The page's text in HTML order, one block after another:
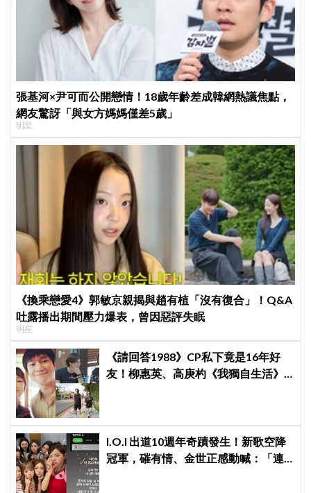
張基河×尹可而公開戀情！18歲年齡差成韓網熱議焦點，
網友驚訝「與女方媽媽僅差5歲」
明星
《換乘戀愛4》郭敏京親揭與趙有植「沒有復合」！Q&A
吐露播出期間壓力爆表，曾因惡評失眠
明星
《請回答1988》CP私下竟是16年好
友！柳惠英、高庚杓《我獨自生活》
I.O.I 出道10週年奇蹟發生！新歌空降
冠軍，磪有情、金世正感動喊：「連